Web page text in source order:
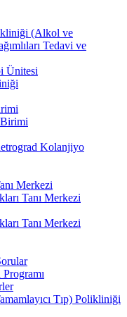
(Alkol ve
Tedavi ve
Ünitesi
Kolanjiyo
Merkezi
Tanı Merkezi
Tanı Merkezi
Tıp) Polikliniği